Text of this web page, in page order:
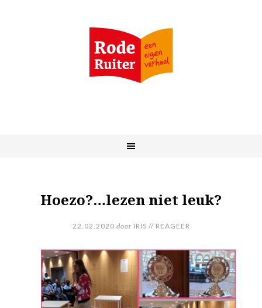
Hoezo?…lezen niet leuk?
22.02.2020 door IRIS // REAGEER